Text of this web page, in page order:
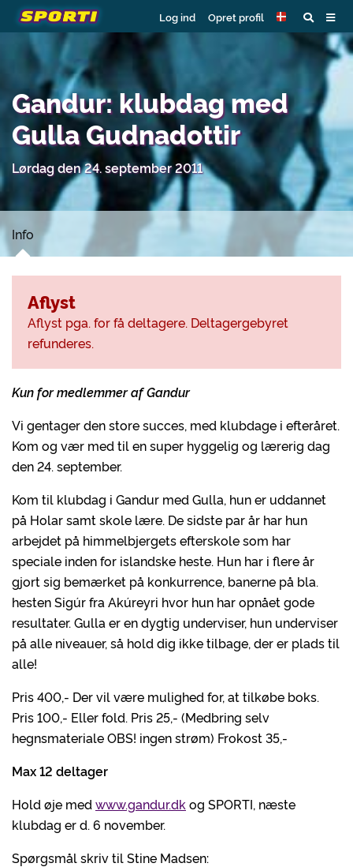
Log ind Opret profil
Gandur: klubdag med
Gulla Gudnadottir
Lørdag den 24. september 2011
Info
Kun for medlemmer af Gandur
Vi gentager den store succes, med klubdage i efteråret.
Kom og vær med til en super hyggelig og lærerig dag
den 24. september.
Kom til klubdag i Gandur med Gulla, hun er uddannet
på Holar samt skole lære. De sidste par år har hun
arbejdet på himmelbjergets efterskole som har
speciale inden for islandske heste. Hun har i flere år
gjort sig bemærket på konkurrence, banerne på bla.
hesten Sigúr fra Akúreyri hvor hun har opnået gode
resultater. Gulla er en dygtig underviser, hun underviser
på alle niveauer, så hold dig ikke tilbage, der er plads til
alle!
Pris 400,- Der vil være mulighed for, at tilkøbe boks.
Pris 100,- Eller fold. Pris 25,- (Medbring selv
hegnsmateriale OBS! ingen strøm) Frokost 35,-
Max 12 deltager
Hold øje medwww.gandur.dk og SPORTI, næste
klubdag er d. 6 november.
Spørgsmål skriv til Stine Madsen:
Aflyst
Aflyst pga. for få deltagere. Deltagergebyret
refunderes.